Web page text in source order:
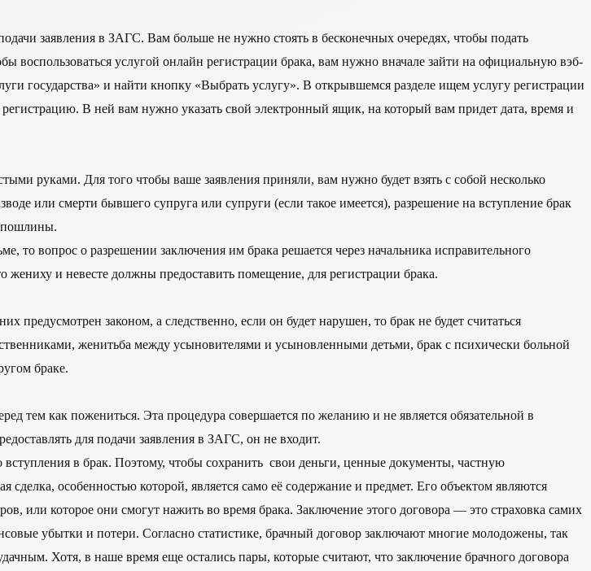
заявления в ЗАГС. Вам больше не нужно стоять в бесконечных очередях, чтобы подать
воспользоваться услугой онлайн регистрации брака, вам нужно вначале зайти на официальную вэб-
государства» и найти кнопку «Выбрать услугу». В открывшемся разделе ищем услугу регистрации
В ней вам нужно указать свой электронный ящик, на который вам придет дата, время и
руками. Для того чтобы ваше заявления приняли, вам нужно будет взять с собой несколько
или смерти бывшего супруга или супруги (если такое имеется), разрешение на вступление брак
то вопрос о разрешении заключения им брака решается через начальника исправительного
жениху и невесте должны предоставить помещение, для регистрации брака.
предусмотрен законом, а следственно, если он будет нарушен, то брак не будет считаться
женитьба между усыновителями и усыновленными детьми, брак с психически больной
браке.
тем как пожениться. Эта процедура совершается по желанию и не является обязательной в
для подачи заявления в ЗАГС, он не входит.
в брак. Поэтому, чтобы сохранить свои деньги, ценные документы, частную
особенностью которой, является само её содержание и предмет. Его объектом являются
или которое они смогут нажить во время брака. Заключение этого договора — это страховка самих
убытки и потери. Согласно статистике, брачный договор заключают многие молодожены, так
Хотя, в наше время еще остались пары, которые считают, что заключение брачного договора